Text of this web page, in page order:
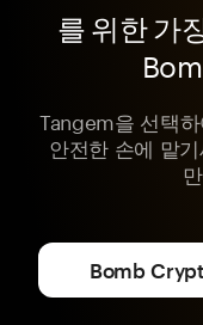
를 위한 가
Tangem을 선택
안전한 손에 맡
Bomb